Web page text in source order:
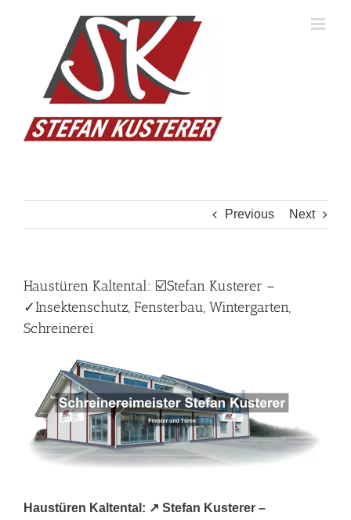
Previous Next
Haustüren Kaltental: ☑️Stefan Kusterer –
✓Insektenschutz, Fensterbau, Wintergarten,
Schreinerei
Haustüren Kaltental: ↗️ Stefan Kusterer –